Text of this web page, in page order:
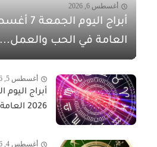
أغسطس 6, 2026
العامة في الحب والعمل...
أغسطس 5, 2026
2026 العامة في الحب والعمل...
أغسطس 4, 2026